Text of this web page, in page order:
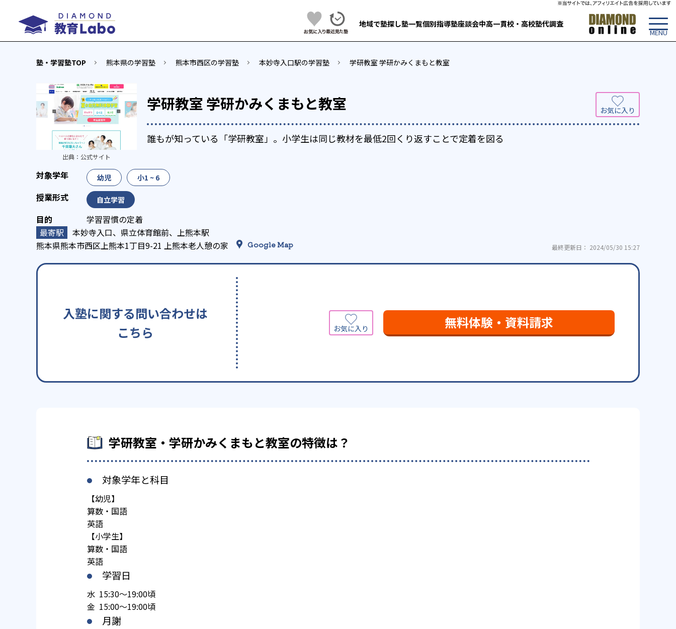
地域で塾探し塾一覧個別指導塾座談会中高一貫校・高校塾代調査
塾・学習塾TOP 熊本県の学習塾 熊本市西区の学習塾 本妙寺入口駅の学習塾 学研教室 学研かみくまもと教室
学研教室 学研かみくまもと教室
誰もが知っている「学研教室」。小学生は同じ教材を最低2回くり返すことで定着を図る
出典： 公式サイト
幼児 小1 ~ 6
自立学習
学習習慣の定着
本妙寺入口、県立体育館前、上熊本駅
熊本県熊本市西区上熊本1丁目9-21 上熊本老人憩の家
Google Map 最終更新日： 2024/05/30 15:27
入塾に関する問い合わせは
こちら
無料体験・資料請求
学研教室・学研かみくまもと教室の特徴は？
対象学年と科目
【幼児】
算数・国語
英語
【小学生】
算数・国語
英語
学習日
水 15:30～19:00頃
金 15:00～19:00頃
月謝